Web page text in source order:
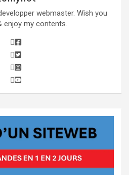
webmaster. Wish you
enjoy my contents.